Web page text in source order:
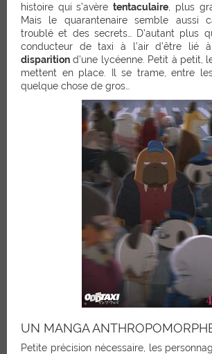
histoire qui s’avèretentaculaire , plus
Mais le quarantenaire semble aussi
troublé et des secrets… D’autant plus
conducteur de taxi à l’air d’être lié
disparition d’une lycéenne. Petit à petit,
mettent en place. Il se trame, entre
quelque chose de gros…
UN MANGA
Petite précision nécessaire, les